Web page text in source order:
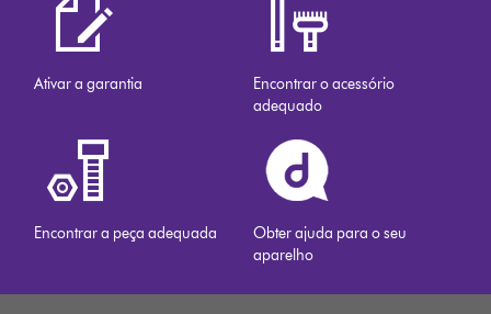
Ativar a garantia
Encontrar o acessório
adequado
Encontrar a peça adequada
Obter ajuda para o seu
aparelho